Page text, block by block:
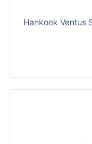
Hankook Ventus